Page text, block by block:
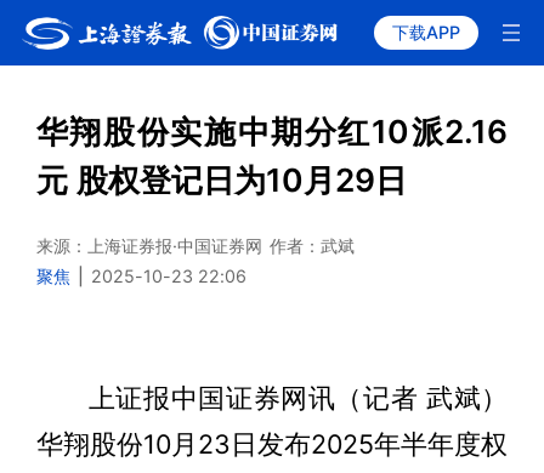
下载APP
华翔股份实施中期分红10派2.16
元 股权登记日为10月29日
来源：上海证券报·中国证券网 作者：武斌
聚焦
2025-10-23 22:06
上证报中国证券网讯（记者 武斌）
华翔股份10月23日发布2025年半年度权